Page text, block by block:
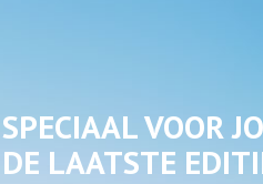
SPECIAAL VOOR
DE LAATSTE